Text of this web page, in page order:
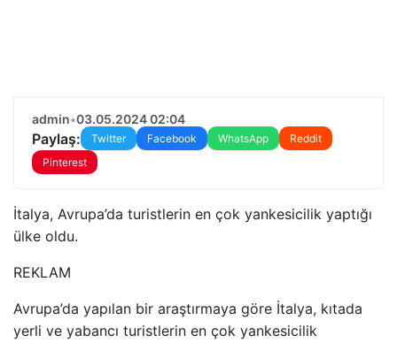
admin•03.05.2024 02:04
Paylaş: Twitter Facebook WhatsApp
Reddit
Pinterest
İtalya, Avrupa’da turistlerin en çok yankesicilik yaptığı
ülke oldu.
REKLAM
Avrupa’da yapılan bir araştırmaya göre İtalya, kıtada
yerli ve yabancı turistlerin en çok yankesicilik